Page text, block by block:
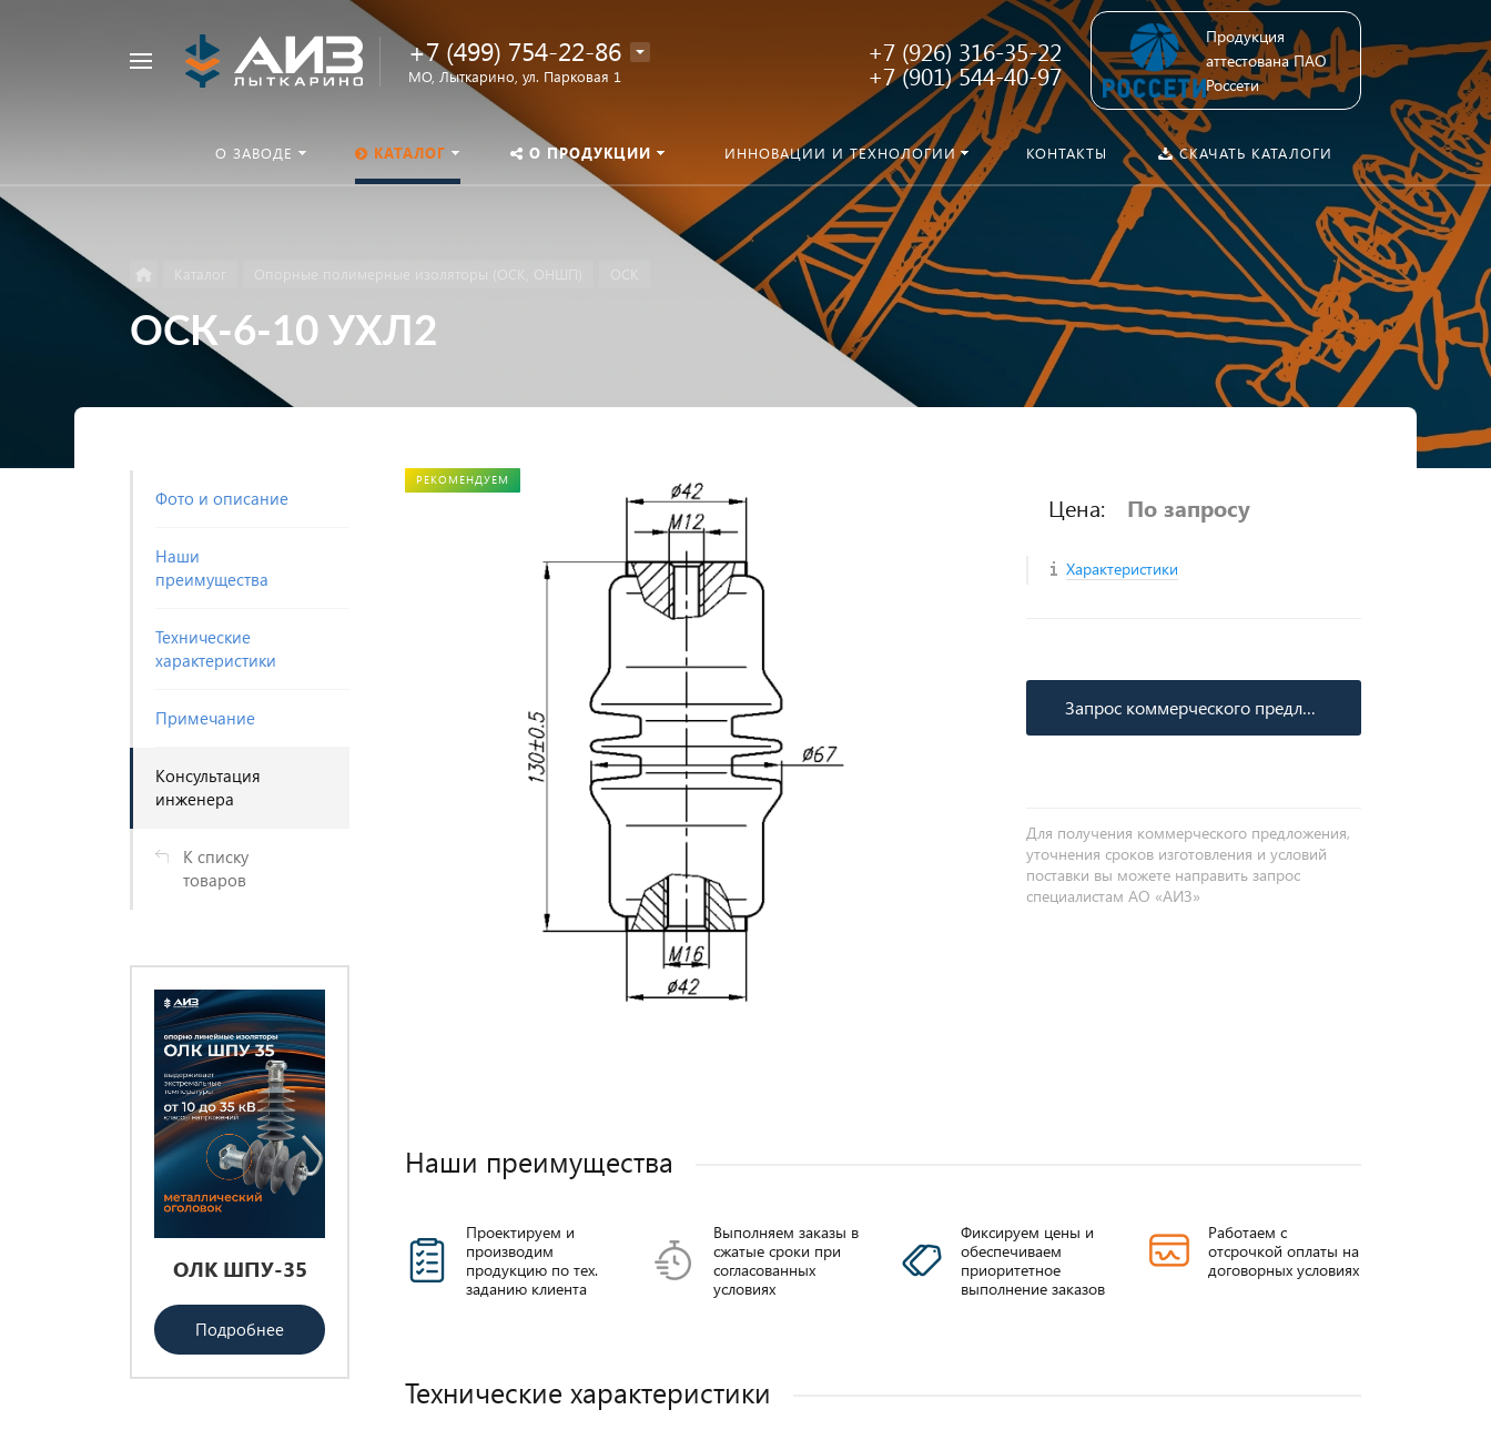
+7 (499) 754-22-86
МО, Лыткарино, ул. Парковая 1
+7 (926) 316-35-22
+7 (901) 544-40-97
Продукция
аттестована ПАО
Россети
О ЗАВОДЕ КАТАЛОГ О ПРОДУКЦИИ ИННОВАЦИИ И ТЕХНОЛОГИИ КОНТАКТЫ СКАЧАТЬ КАТАЛОГИ
ОСК-6-10 УХЛ2
Фото и описание
Наши
преимущества
Технические
характеристики
Примечание
Консультация
инженера
К списку
товаров
ОЛК ШПУ-35
Подробнее
Проходные
изоляторы
Подробнее
ИППУ от 3-
35/400-4500A
трансформаторные
ОЛК ШПУ-35
Проходные
РЕКОМЕНДУЕМ
Цена: По запросу
Характеристики
Запрос коммерческого предложения
Для получения коммерческого предложения,
уточнения сроков изготовления и условий
поставки вы можете направить запрос
специалистам АО «АИЗ»
Наши преимущества
Проектируем и
производим
продукцию по тех.
заданию клиента
Выполняем заказы в
сжатые сроки при
согласованных
условиях
Фиксируем цены и
обеспечиваем
приоритетное
выполнение заказов
Работаем с
отсрочкой оплаты на
договорных условиях
Технические характеристики